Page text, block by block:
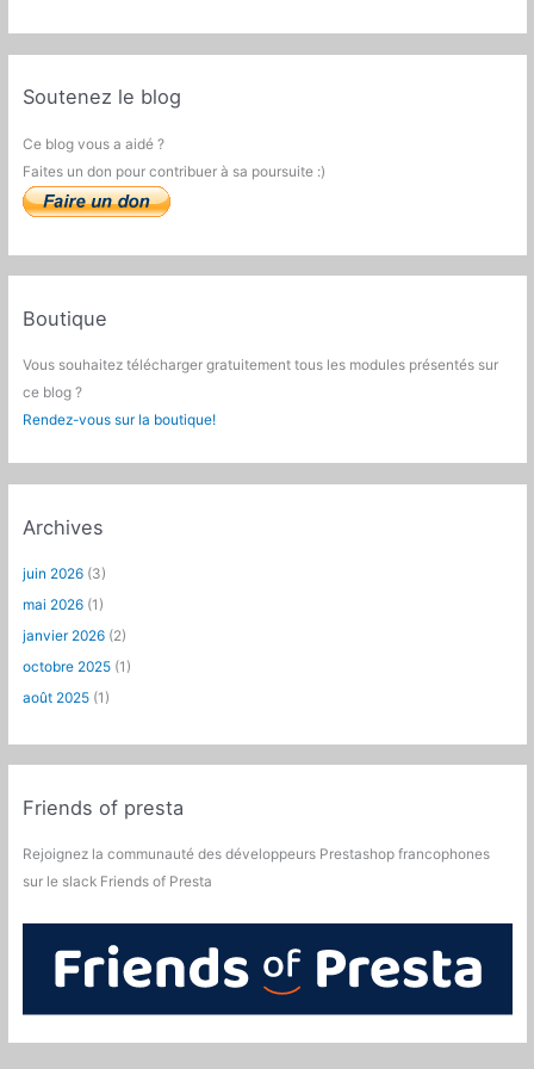
Soutenez le blog
Ce blog vous a aidé ?
Faites un don pour contribuer à sa poursuite :)
Boutique
Vous souhaitez télécharger gratuitement tous les modules présentés sur
ce blog ?
Rendez-vous sur la boutique!
Archives
juin 2026 (3)
mai 2026 (1)
janvier 2026 (2)
octobre 2025 (1)
août 2025 (1)
Friends of presta
Rejoignez la communauté des développeurs Prestashop francophones
sur le slack Friends of Presta